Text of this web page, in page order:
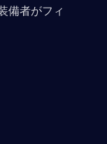
備者がフィ